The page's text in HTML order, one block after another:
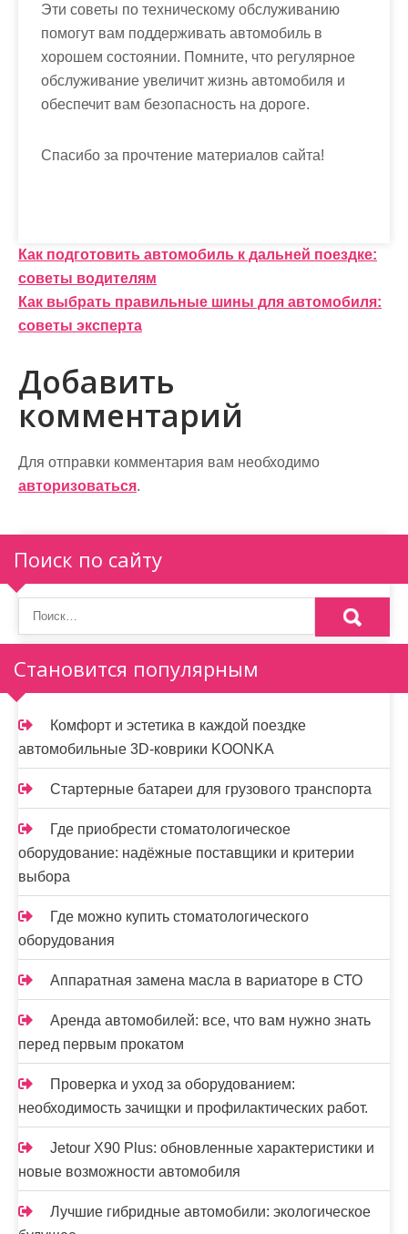
Эти советы по техническому обслуживанию
помогут вам поддерживать автомобиль в
хорошем состоянии. Помните, что регулярное
обслуживание увеличит жизнь автомобиля и
обеспечит вам безопасность на дороге.
Спасибо за прочтение материалов сайта!
Н
а
в
и
г
а
ц
и
я
п
о
з
а
п
и
с
я
м
Как подготовить автомобиль к дальней поездке:
советы водителям
Как выбрать правильные шины для автомобиля:
советы эксперта
Добавить
комментарий
Для отправки комментария вам необходимо
авторизоваться.
Поиск по сайту
Становится популярным
Комфорт и эстетика в каждой поездке
автомобильные 3D-коврики KOONKA
Стартерные батареи для грузового транспорта
Где приобрести стоматологическое
оборудование: надёжные поставщики и критерии
выбора
Где можно купить стоматологического
оборудования
Аппаратная замена масла в вариаторе в СТО
Аренда автомобилей: все, что вам нужно знать
перед первым прокатом
Проверка и уход за оборудованием:
необходимость зачищки и профилактических работ.
Jetour X90 Plus: обновленные характеристики и
новые возможности автомобиля
Лучшие гибридные автомобили: экологическое